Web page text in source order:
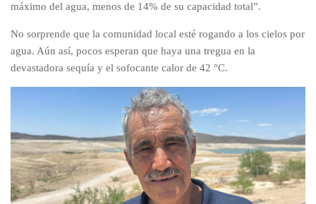
máximo del agua, menos de 14% de su capacidad total”.
No sorprende que la comunidad local esté rogando a los cielos por
agua. Aún así, pocos esperan que haya una tregua en la
devastadora sequía y el sofocante calor de 42 °C.